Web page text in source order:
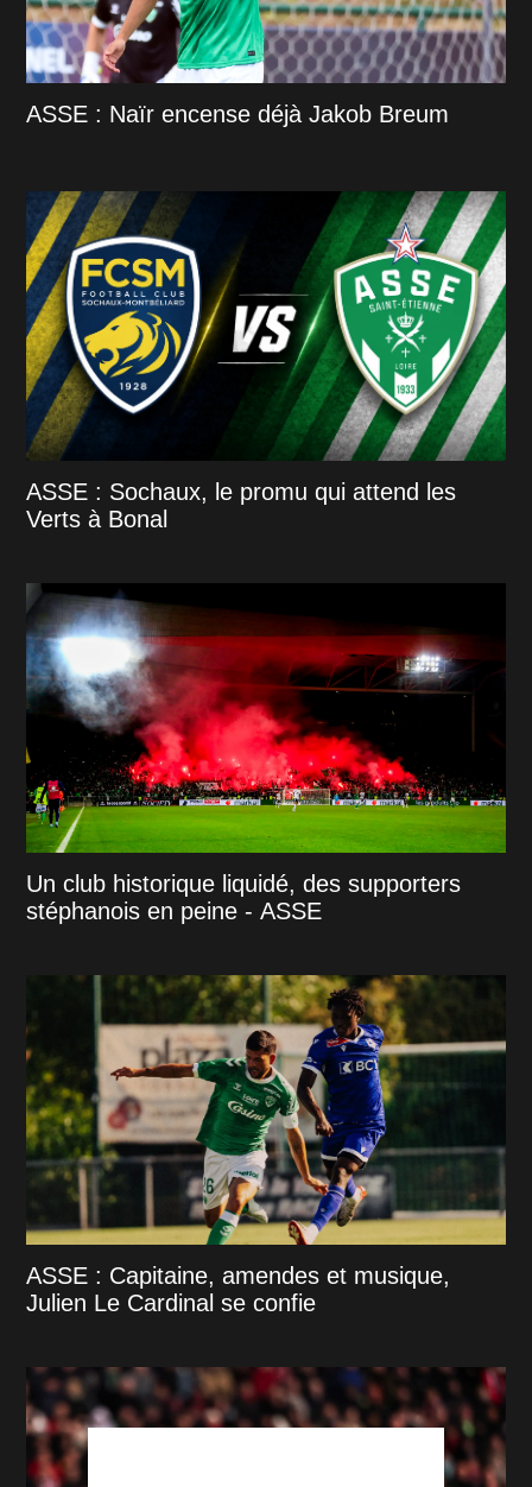
ASSE : Naïr encense déjà Jakob Breum
ASSE : Sochaux, le promu qui attend les
Verts à Bonal
Un club historique liquidé, des supporters
stéphanois en peine - ASSE
ASSE : Capitaine, amendes et musique,
Julien Le Cardinal se confie